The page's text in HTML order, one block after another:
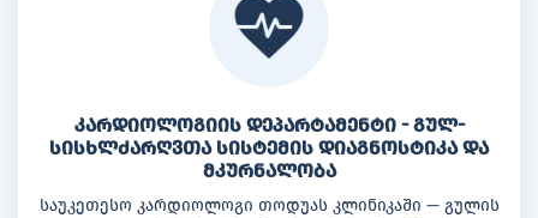
კარდიოლოგიის დეპარტამენტი - გულ-
სისხლძარღვთა სისტემის დიაგნოსტიკა და
მკურნალობა
საუკეთესო კარდიოლოგი თოდუას კლინიკაში — გულის